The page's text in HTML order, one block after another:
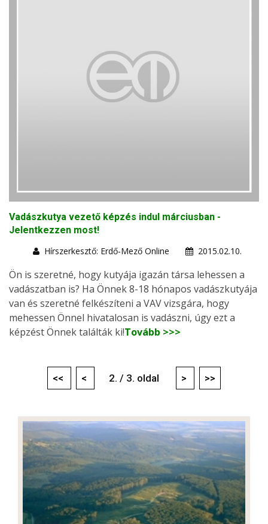
Vadászkutya vezető képzés indul márciusban -
Jelentkezzen most!
Hírszerkesztő: Erdő-Mező Online
2015.02.10.
Ön is szeretné, hogy kutyája igazán társa lehessen a
vadászatban is? Ha Önnek 8-18 hónapos vadászkutyája
van és szeretné felkészíteni a VAV vizsgára, hogy
mehessen Önnel hivatalosan is vadászni, úgy ezt a
képzést Önnek találták ki!Tovább >>>
<< < 2. / 3. oldal > >>